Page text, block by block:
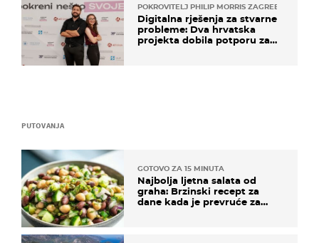
PUTOVANJA
GOTOVO ZA 15 MINUTA
Najbolja ljetna salata od
graha: Brzinski recept za
dane kada je prevruće za
POKROVITELJ PHILIP MORRIS ZAGREB
Digitalna rješenja za stvarne
probleme: Dva hrvatska
projekta dobila potporu za